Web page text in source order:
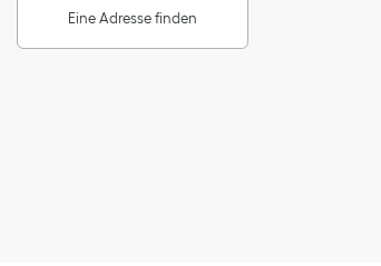
Eine Adresse finden